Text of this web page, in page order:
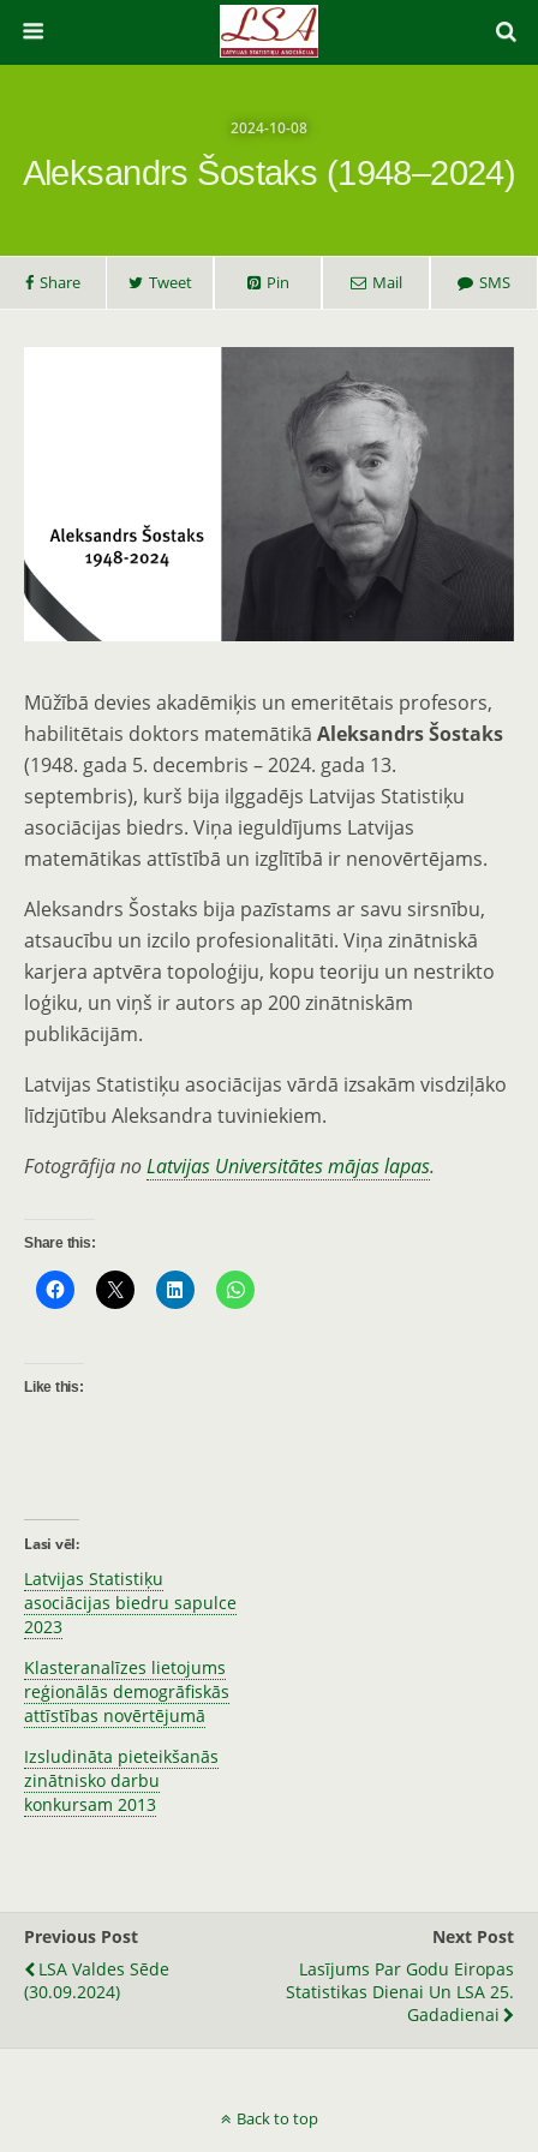
2024-10-08
Aleksandrs Šostaks (1948–2024)
Share Tweet Pin Mail SMS
Mūžībā devies akadēmiķis un emeritētais profesors,
habilitētais doktors matemātikā Aleksandrs Šostaks
(1948. gada 5. decembris – 2024. gada 13.
septembris), kurš bija ilggadējs Latvijas Statistiķu
asociācijas biedrs. Viņa ieguldījums Latvijas
matemātikas attīstībā un izglītībā ir nenovērtējams.
Aleksandrs Šostaks bija pazīstams ar savu sirsnību,
atsaucību un izcilo profesionalitāti. Viņa zinātniskā
karjera aptvēra topoloģiju, kopu teoriju un nestrikto
loģiku, un viņš ir autors ap 200 zinātniskām
publikācijām.
Latvijas Statistiķu asociācijas vārdā izsakām visdziļāko
līdzjūtību Aleksandra tuviniekiem.
Fotogrāfija noLatvijas Universitātes mājas lapas.
Share this:
Like this:
Lasi vēl:
Latvijas Statistiķu
asociācijas biedru sapulce
2023
Klasteranalīzes lietojums
reģionālās demogrāfiskās
attīstības novērtējumā
Izsludināta pieteikšanās
zinātnisko darbu
konkursam 2013
Previous Post
LSA Valdes Sēde
(30.09.2024)
Next Post
Lasījums Par Godu Eiropas
Statistikas Dienai Un LSA 25.
Gadadienai
Back to top